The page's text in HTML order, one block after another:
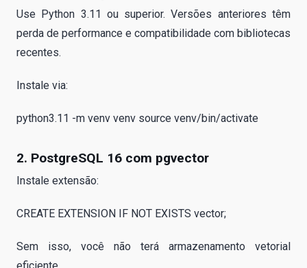
Use Python 3.11 ou superior. Versões anteriores têm
perda de performance e compatibilidade com bibliotecas
recentes.
Instale via:
python3.11 -m venv venv source venv/bin/activate
2. PostgreSQL 16 com pgvector
Instale extensão:
CREATE EXTENSION IF NOT EXISTS vector;
Sem isso, você não terá armazenamento vetorial